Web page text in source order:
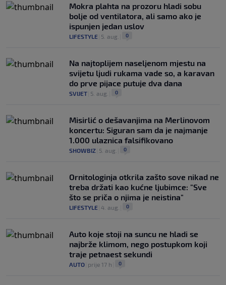
Mokra plahta na prozoru hladi sobu
bolje od ventilatora, ali samo ako je
ispunjen jedan uslov
LIFESTYLE 5. aug. 0
Na najtoplijem naseljenom mjestu na
svijetu ljudi rukama vade so, a karavan
do prve pijace putuje dva dana
SVIJET 5. aug. 0
Misirlić o dešavanjima na Merlinovom
koncertu: Siguran sam da je najmanje
1.000 ulaznica falsifikovano
SHOWBIZ 5. aug. 0
Ornitologinja otkrila zašto sove nikad ne
treba držati kao kućne ljubimce: "Sve
što se priča o njima je neistina"
LIFESTYLE 4. aug. 0
Auto koje stoji na suncu ne hladi se
najbrže klimom, nego postupkom koji
traje petnaest sekundi
AUTO prije 17 h 0